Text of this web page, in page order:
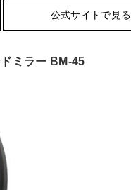
公式サイトで見る
ミラー BM-45